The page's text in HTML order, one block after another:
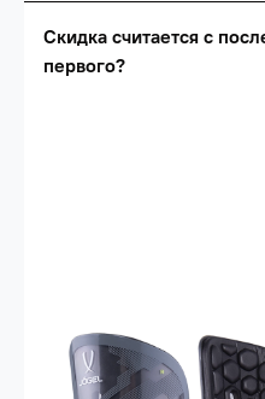
Сумма скидки
Опт 3(33%)
- сумма
80.000
Скидка считается с
первого?